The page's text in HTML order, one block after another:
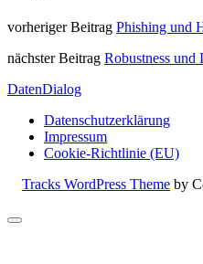
vorheriger Beitrag Phishing und
nächster Beitrag Robustness
DatenDialog
Datenschutzerklärung
Impressum
Cookie-Richtlinie (EU)
Tracks WordPress Theme by